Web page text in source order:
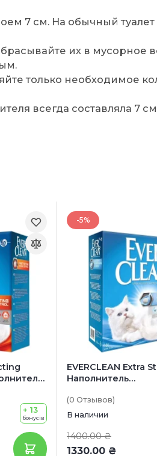
7 см. На обычный
их в мусорное
только необходимое
всегда составляла 7
+ 13
бонусів
-5%
EVERCLEAN Extra
Наполнитель
кошачьих
аромата)
(0 Отзывов)
В наличии
1400.00 ₴
1330.00 ₴